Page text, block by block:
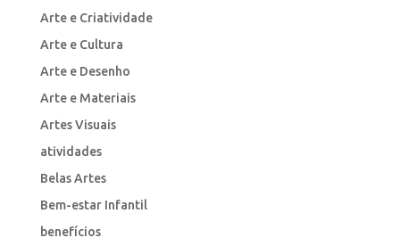
Arte e Criatividade
Arte e Cultura
Arte e Desenho
Arte e Materiais
Artes Visuais
atividades
Belas Artes
Bem-estar Infantil
benefícios